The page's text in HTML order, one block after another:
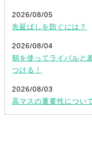
2026/08/05
先延ばしを防ぐには？
2026/08/04
朝を使ってライバルと
つける！
2026/08/03
高マスの重要性につい